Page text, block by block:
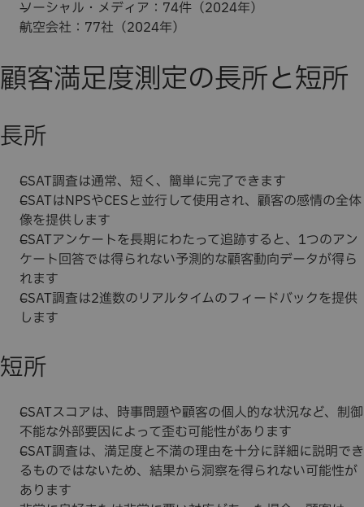
ソーシャル・メディア：74件（2024年）
航空会社：77社（2024年）
顧客満足度測定の長所と短所
長所
CSAT調査は通常、短く、簡単に完了できます
CSATはNPSやCESと並行して使用され、顧客の感情の全体
像を提供します
CSATアンケートを長期にわたって追跡すると、1つのアン
ケート回答では得られない予測的な顧客動向データが得ら
れます
CSAT調査は2進数のリアルタイムのフィードバックを提供
します
短所
CSATスコアは、時事問題や顧客の個人的な状況など、制御
不能な外部要因によって歪む可能性があります
CSAT調査は、満足度と不満の理由を十分に詳細に説明でき
るものではないため、結果から洞察を得られない可能性が
あります